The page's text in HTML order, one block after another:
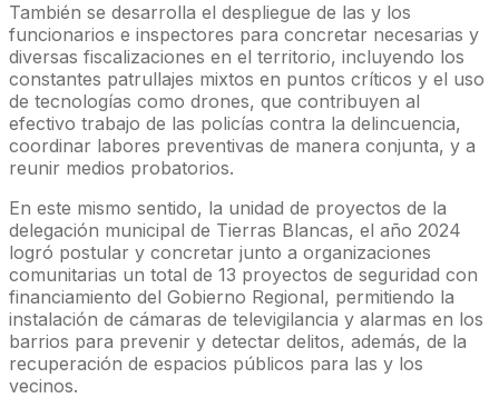
También se desarrolla el despliegue de las y los
funcionarios e inspectores para concretar necesarias y
diversas fiscalizaciones en el territorio, incluyendo los
constantes patrullajes mixtos en puntos críticos y el uso
de tecnologías como drones, que contribuyen al
efectivo trabajo de las policías contra la delincuencia,
coordinar labores preventivas de manera conjunta, y a
reunir medios probatorios.
En este mismo sentido, la unidad de proyectos de la
delegación municipal de Tierras Blancas, el año 2024
logró postular y concretar junto a organizaciones
comunitarias un total de 13 proyectos de seguridad con
financiamiento del Gobierno Regional, permitiendo la
instalación de cámaras de televigilancia y alarmas en los
barrios para prevenir y detectar delitos, además, de la
recuperación de espacios públicos para las y los
vecinos.